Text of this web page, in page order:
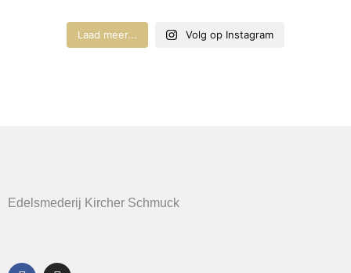
Laad meer... Volg op Instagram
Edelsmederij Kircher Schmuck